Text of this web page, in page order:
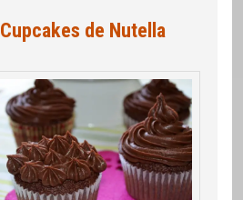
Cupcakes de Nutella